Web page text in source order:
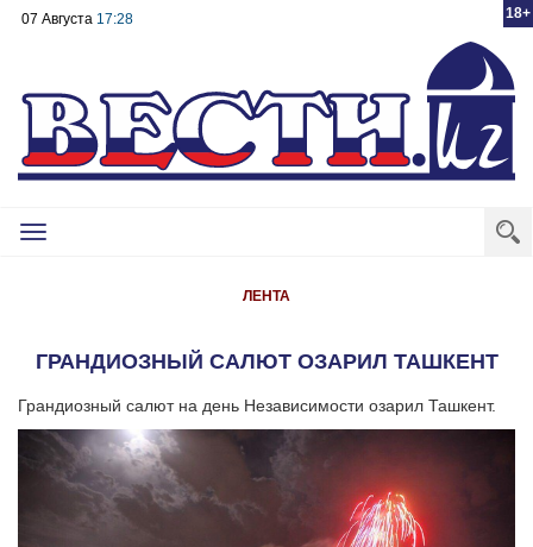
18+
07 Августа 17:28
Toggle
ЛЕНТА
ГРАНДИОЗНЫЙ САЛЮТ ОЗАРИЛ ТАШКЕНТ
Грандиозный салют на день Независимости озарил Ташкент.